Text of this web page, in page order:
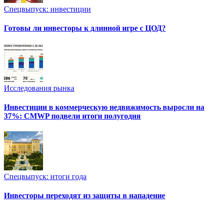
Спецвыпуск: инвестиции
Готовы ли инвесторы к длинной игре с ЦОД?
Исследования рынка
Инвестиции в коммерческую недвижимость выросли на
37%: CMWP подвели итоги полугодия
Спецвыпуск: итоги года
Инвесторы переходят из защиты в нападение